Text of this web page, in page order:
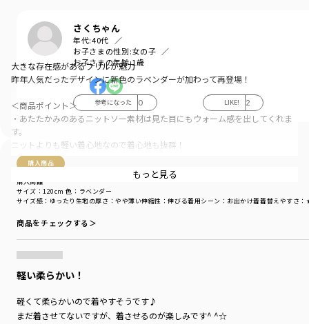
さくちゃん
年代:40代
お子さまの性別:女の子
お子さまの年齢:1歳
参考になった 0 LIKE! 2
購入商品
購入商品
サイズ感 ：ゆったり 生地の厚さ ：やや薄い伸縮性 ：伸びる着用シーン ：お出かけ着着替えやすさ
サイズ：120cm 色：ラベンダー
商品をチェックする＞
軽い柔らかい！
軽くて柔らかいので着やすそうです♪
まだ着させてないですが、着させるのが楽しみです^ ^☆
大きな存在感があるフリルが魅力
昨年人気だったデザインに新色のラベンダーが加わって再登場！
＜商品ポイント＞
・あたたかみのあるニットソー素材は見た目にもウォーム感を出してくれま
す。
ニットよりも軽い着心地なので着心地も抜群！
・フリル端には配色のテープをあしらっておりアクセントに♪
・ショーパンツやスカートなどと合わせたお出かけコーディネートがおすす
1枚でしっかり着映えするのも嬉しいポイントです。
-----
伸縮性：あり
もっと見る